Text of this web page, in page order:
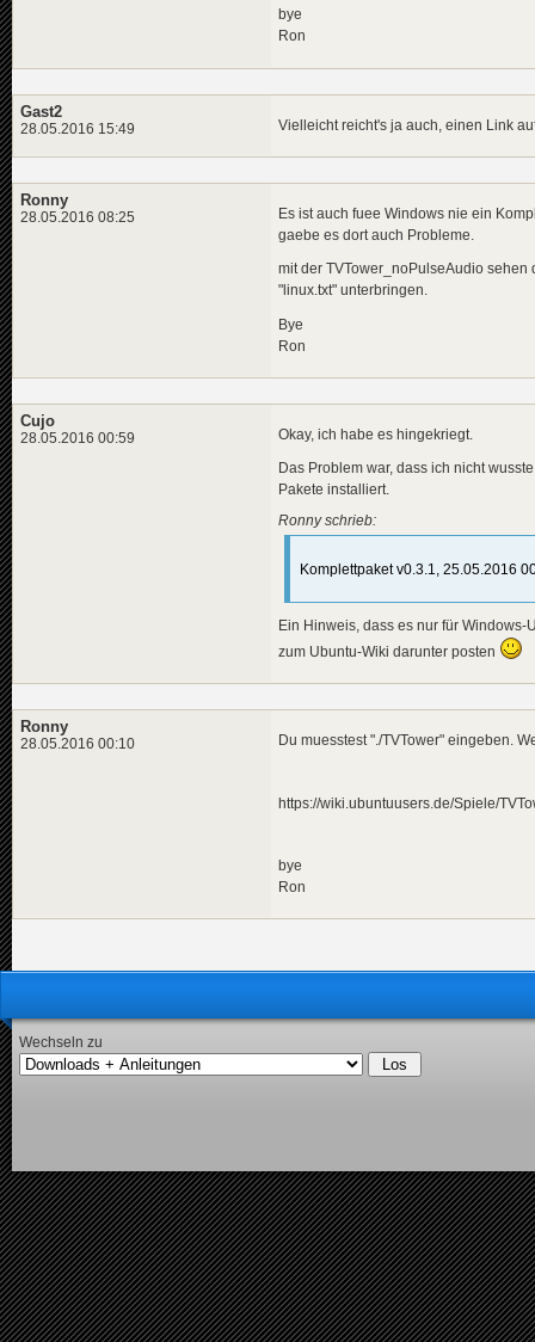
bye
Ron
Gast2
28.05.2016 15:49 Vielleicht reicht's ja auch, einen Link
Ronny
28.05.2016 08:25
Es ist auch fuee Windows nie ein
gaebe es dort auch Probleme.
mit der TVTower_noPulseAudio
"linux.txt" unterbringen.
Bye
Ron
Cujo
28.05.2016 00:59 Okay, ich habe es hingekriegt.
Das Problem war, dass ich nicht
Pakete installiert.
Ronny schrieb:
Komplettpaket v0.3.1, 25.05.2016
Ein Hinweis, dass es nur für
zum Ubuntu-Wiki darunter posten
Ronny
28.05.2016 00:10 Du muesstest "./TVTower" eingeben.
https://wiki.ubuntuusers.de/Spiele/
bye
Ron
Wechseln zu